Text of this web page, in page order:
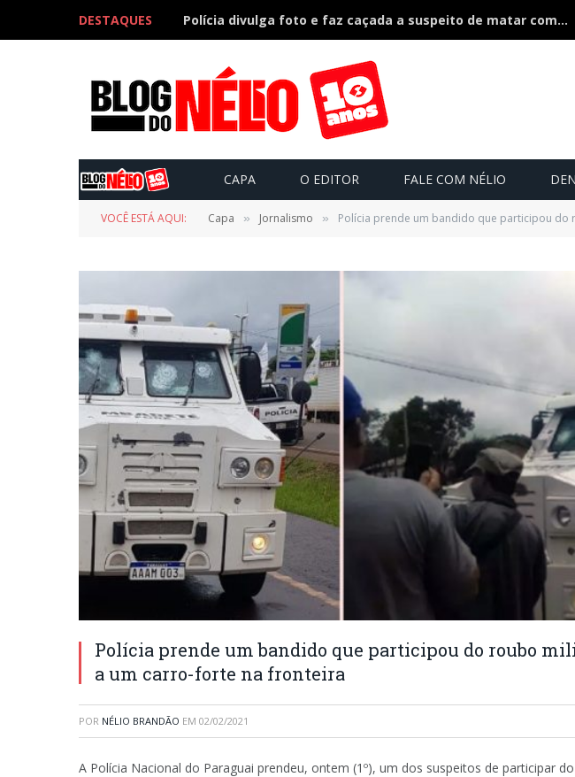
DESTAQUES Polícia divulga foto e faz caçada a suspeito de matar companheira na frente dos filhos
CAPA O EDITOR FALE COM NÉLIO
VOCÊ ESTÁ AQUI: Capa » Jornalismo » Polícia prende um bandido que participou do
Polícia prende um bandido que participou do roubo
a um carro-forte na fronteira
POR NÉLIO BRANDÃO EM 02/02/2021
A Polícia Nacional do Paraguai prendeu, ontem (1º), um dos suspeitos de participar